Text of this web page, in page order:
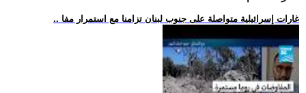
.. غارات إسرائيلية متواصلة على جنوب لبنان تزامنا مع استمرار مفا